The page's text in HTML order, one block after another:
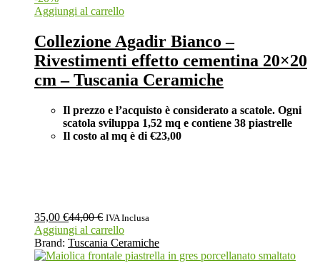
Aggiungi al carrello
Collezione Agadir Bianco –
Rivestimenti effetto cementina 20×20
cm – Tuscania Ceramiche
Il prezzo e l’acquisto è considerato a scatole. Ogni
scatola sviluppa 1,52 mq e contiene 38 piastrelle
Il costo al mq è di €23,00
35,00 €44,00€ IVA Inclusa
Aggiungi al carrello
Brand: Tuscania Ceramiche